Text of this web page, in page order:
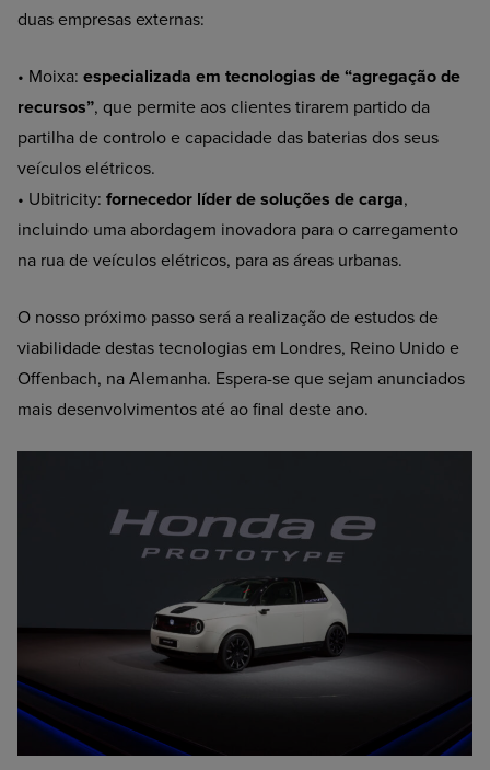
duas empresas externas:
• Moixa: especializada em tecnologias de “agregação de
recursos”, que permite aos clientes tirarem partido da
partilha de controlo e capacidade das baterias dos seus
veículos elétricos.
• Ubitricity: fornecedor líder de soluções de carga,
incluindo uma abordagem inovadora para o carregamento
na rua de veículos elétricos, para as áreas urbanas.
O nosso próximo passo será a realização de estudos de
viabilidade destas tecnologias em Londres, Reino Unido e
Offenbach, na Alemanha. Espera-se que sejam anunciados
mais desenvolvimentos até ao final deste ano.